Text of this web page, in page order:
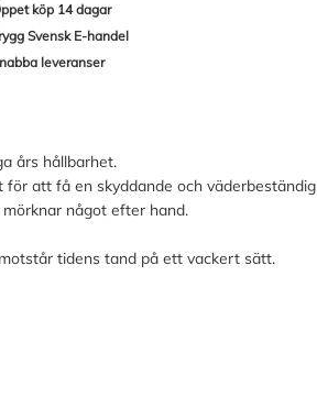
köp 14 dagar
Svensk E-handel
leveranser
års hållbarhet.
för att få en skyddande och väderbeständig
något efter hand.
tidens tand på ett vackert sätt.